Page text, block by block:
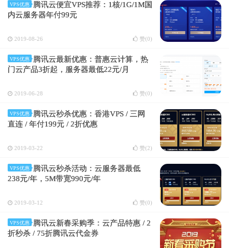
VPS优惠
腾讯云便宜VPS推荐：1核/1G/1M国
内云服务器年付99元
2019-08-26 赞(0)
VPS优惠
腾讯云最新优惠：普惠云计算，热
门云产品3折起，服务器最低22元/月
2019-06-28 赞(0)
VPS优惠
腾讯云秒杀优惠：香港VPS / 三网
直连 / 年付199元 / 2折优惠
2019-03-22 赞(2)
VPS优惠
腾讯云秒杀活动：云服务器最低
238元/年，5M带宽990元/年
2019-03-12 赞(0)
VPS优惠
腾讯云新春采购季：云产品特惠 / 2
折秒杀 / 75折腾讯云代金券